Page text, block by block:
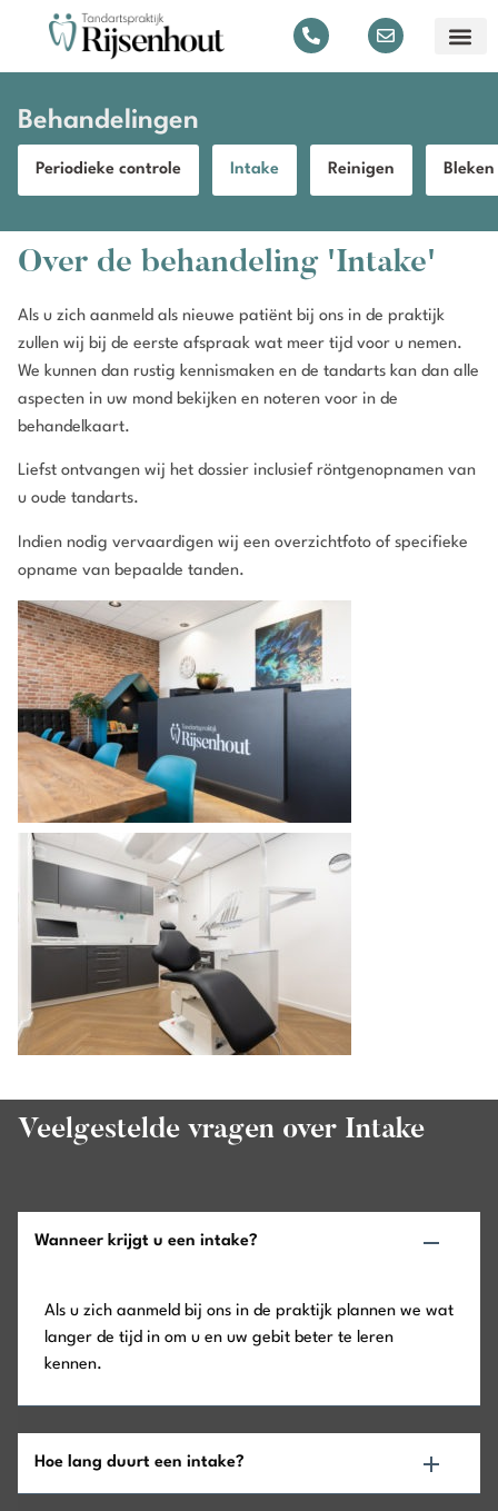
Behandelingen
Periodieke controle Intake Reinigen Bleken
Over de behandeling 'Intake'
Als u zich aanmeld als nieuwe patiënt bij ons in de praktijk
zullen wij bij de eerste afspraak wat meer tijd voor u nemen.
We kunnen dan rustig kennismaken en de tandarts kan dan alle
aspecten in uw mond bekijken en noteren voor in de
behandelkaart.
Liefst ontvangen wij het dossier inclusief röntgenopnamen van
u oude tandarts.
Indien nodig vervaardigen wij een overzichtfoto of specifieke
opname van bepaalde tanden.
Veelgestelde vragen over Intake
Wanneer krijgt u een intake?
Als u zich aanmeld bij ons in de praktijk plannen we wat
langer de tijd in om u en uw gebit beter te leren
kennen.
Hoe lang duurt een intake?